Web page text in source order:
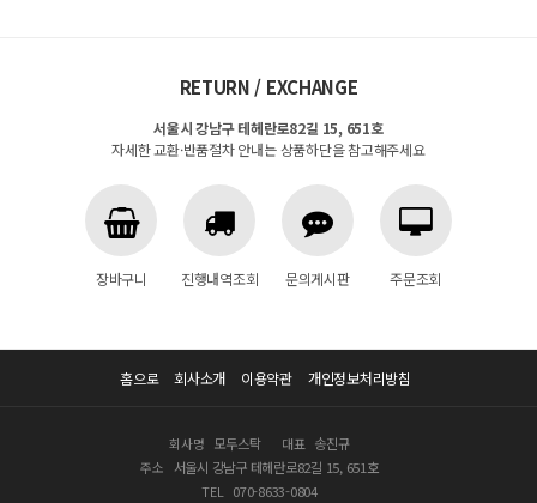
RETURN / EXCHANGE
서울시 강남구 테헤란로82길 15, 651호
자세한 교환·반품절차 안내는 상품하단을 참고해주세요
장바구니 진행내역조회 문의게시판 주문조회
홈으로 회사소개 이용약관 개인정보처리방침
회사명 모두스탁 대표 송진규
주소
서울시 강남구 테헤란로82길 15, 651호
TEL
070-8633-0804